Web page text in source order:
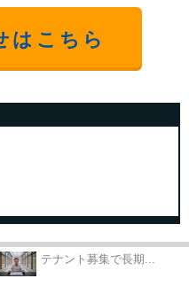
はこちら
テナント募集で長期...